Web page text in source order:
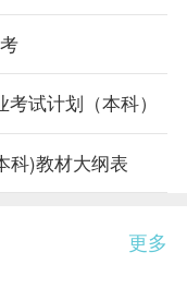
试计划（本科）
科)教材大纲表
更多